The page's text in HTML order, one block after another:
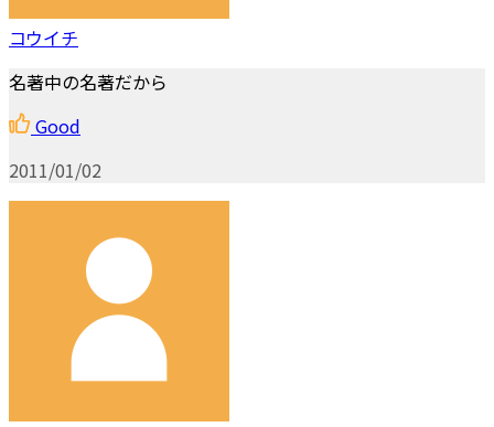
コウイチ
名著中の名著だから
Good
2011/01/02